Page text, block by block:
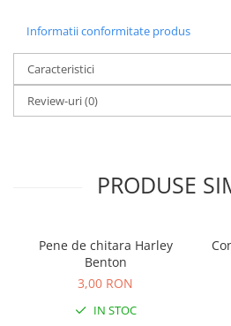
Controllere MIDI - USB DAW
Controllere monitoare de studio
Convertoare AD/DA
Interfete audio
Monitoare de studio
Protectii antifonice pentru urechi
Recordere de studio
Recordere portabile
Informatii conformitate produs
Caracteristici
Review-uri(0)
PRODUSE
Pene de chitara Harley
Benton
3,00 RON
IN STOC